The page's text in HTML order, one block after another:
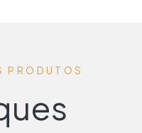
PRODUTOS